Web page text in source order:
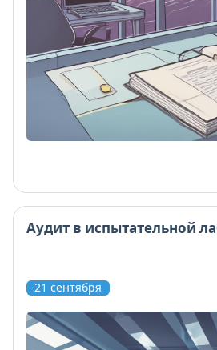
Аудит в испытательной
21 сентября